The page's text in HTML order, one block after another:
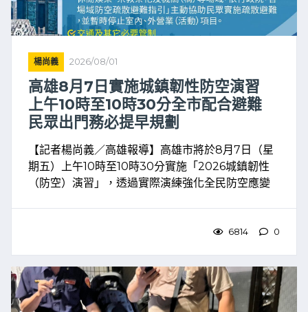
楊尚義 2026/08/01
高雄8月7日實施城鎮韌性防空演習
上午10時至10時30分全市配合避難
民眾出門務必提早規劃
【記者楊尚義／高雄報導】高雄市將於8月7日（星
期五）上午10時至10時30分實施「2026城鎮韌性
（防空）演習」，透過實際演練強化全民防空應變
6814 0